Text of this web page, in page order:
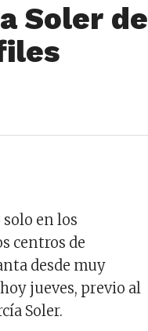
Soler de
en los
centros de
desde muy
jueves, previo al
Soler.